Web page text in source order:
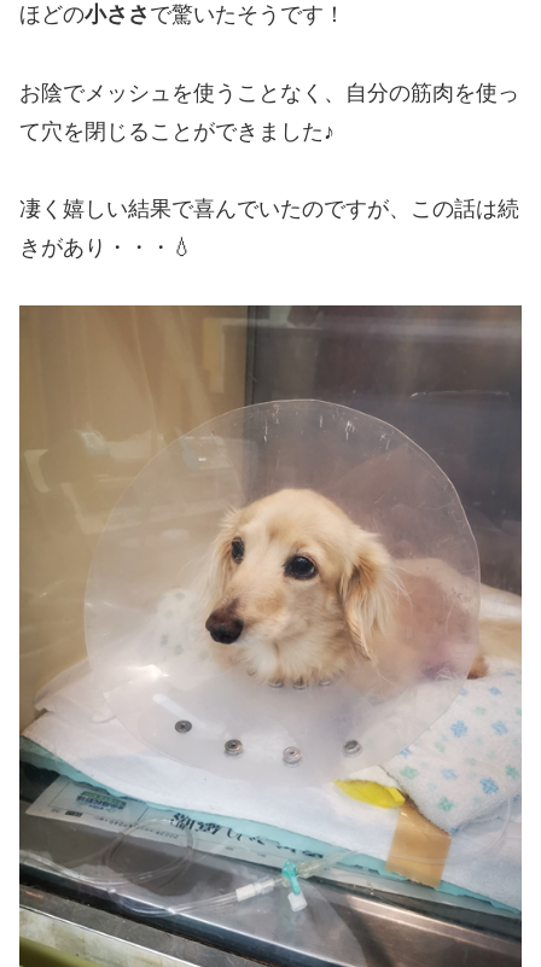
ほどの小ささ で驚いたそうです！
お陰でメッシュを使うことなく、自分の筋肉を使っ
て穴を閉じることができました♪
凄く嬉しい結果で喜んでいたのですが、この話は続
きがあり・・・💧